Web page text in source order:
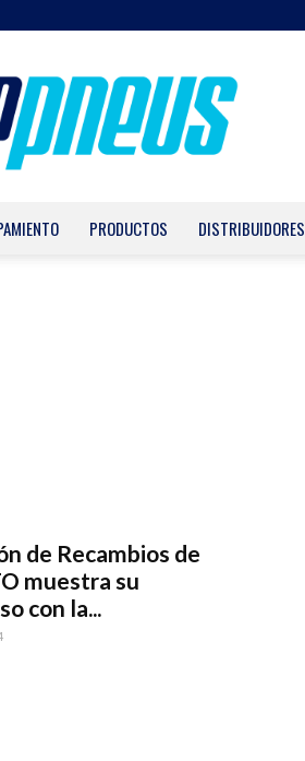
PRODUCTOS DISTRIBUIDORES
de Recambios de
muestra su
con la...